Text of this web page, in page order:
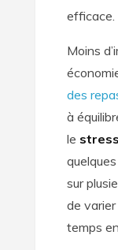
efficace.
Moins
des
à
le
sur
de
temps